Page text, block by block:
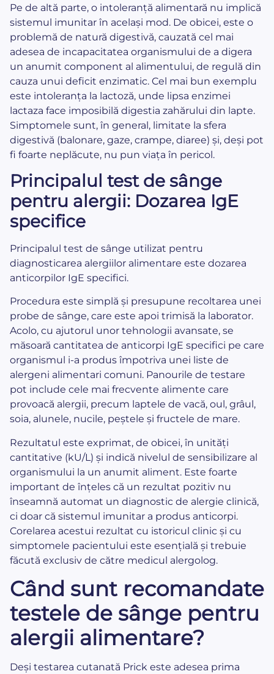
Pe de altă parte, o intoleranță alimentară nu implică
sistemul imunitar în același mod. De obicei, este o
problemă de natură digestivă, cauzată cel mai
adesea de incapacitatea organismului de a digera
un anumit component al alimentului, de regulă din
cauza unui deficit enzimatic. Cel mai bun exemplu
este intoleranța la lactoză, unde lipsa enzimei
lactaza face imposibilă digestia zahărului din lapte.
Simptomele sunt, în general, limitate la sfera
digestivă (balonare, gaze, crampe, diaree) și, deși pot
fi foarte neplăcute, nu pun viața în pericol.
Principalul test de sânge
pentru alergii: Dozarea IgE
specifice
Principalul test de sânge utilizat pentru
diagnosticarea alergiilor alimentare este dozarea
anticorpilor IgE specifici.
Procedura este simplă și presupune recoltarea unei
probe de sânge, care este apoi trimisă la laborator.
Acolo, cu ajutorul unor tehnologii avansate, se
măsoară cantitatea de anticorpi IgE specifici pe care
organismul i-a produs împotriva unei liste de
alergeni alimentari comuni. Panourile de testare
pot include cele mai frecvente alimente care
provoacă alergii, precum laptele de vacă, oul, grâul,
soia, alunele, nucile, peștele și fructele de mare.
Rezultatul este exprimat, de obicei, în unități
cantitative (kU/L) și indică nivelul de sensibilizare al
organismului la un anumit aliment. Este foarte
important de înțeles că un rezultat pozitiv nu
înseamnă automat un diagnostic de alergie clinică,
ci doar că sistemul imunitar a produs anticorpi.
Corelarea acestui rezultat cu istoricul clinic și cu
simptomele pacientului este esențială și trebuie
făcută exclusiv de către medicul alergolog.
Când sunt recomandate
testele de sânge pentru
alergii alimentare?
Deși testarea cutanată Prick este adesea prima